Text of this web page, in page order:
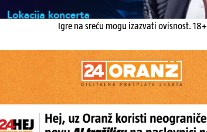
Igre na sreću mogu izazvati ovisnost. 18+